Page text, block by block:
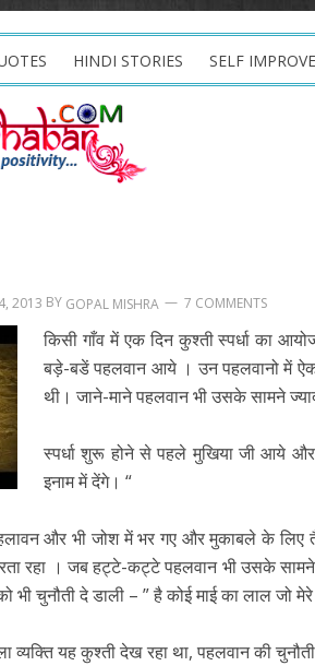
HINDI STORIES SELF
2013 BY GOPAL MISHRA 7 COMMENTS
किसी गाँव में एक दिन कुश्ती स्पर्धा का
बड़े-बडें पहलवान आये । उन पहलवानो में ऐक
थी। जाने-माने पहलवान भी उसके सामने
स्पर्धा शुरू होने से पहले मुखिया जी आये
इनाम में देंगे। “
और भी जोश में भर गए और मुकाबले के लिए
रहा । जब हट्टे-कट्टे पहलवान भी उसके
भी चुनौती दे डाली – ” है कोई माई का लाल जो
व्यक्ति यह कुश्ती देख रहा था, पहलवान की